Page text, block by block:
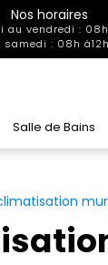
Nos horaires
au vendredi :
samedi : 08h à12h
Salle de Bains